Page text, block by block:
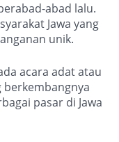
abad lalu.
Jawa yang
unik.
acara adat atau
pasar di Jawa